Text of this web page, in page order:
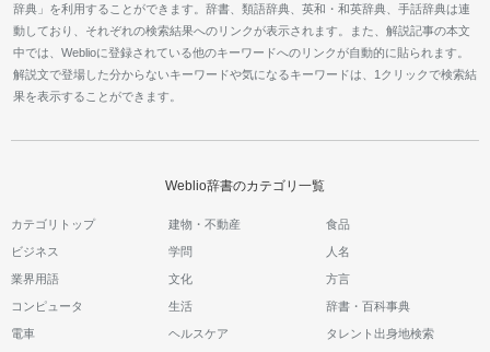
辞典」を利用することができます。辞書、類語辞典、英和・和英辞典、手話辞典は連
動しており、それぞれの検索結果へのリンクが表示されます。また、解説記事の本文
中では、Weblioに登録されている他のキーワードへのリンクが自動的に貼られます。
解説文で登場した分からないキーワードや気になるキーワードは、1クリックで検索結
果を表示することができます。
Weblio辞書のカテゴリ一覧
カテゴリトップ 建物・不動産 食品
ビジネス 学問 人名
業界用語 文化 方言
コンピュータ 生活 辞書・百科事典
電車 ヘルスケア タレント出身地検索